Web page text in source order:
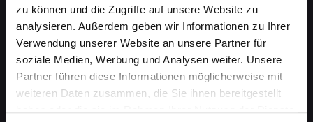
zu können und die Zugriffe auf unsere Website zu
analysieren. Außerdem geben wir Informationen zu Ihrer
Verwendung unserer Website an unsere Partner für
soziale Medien, Werbung und Analysen weiter. Unsere
Partner führen diese Informationen möglicherweise mit
weiteren Daten zusammen, die Sie ihnen bereitgestellt
haben oder die sie im Rahmen Ihrer Nutzung der Dienste